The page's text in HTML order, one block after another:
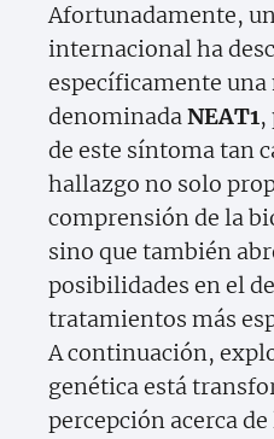
Afortunadamente,
internacional ha
específicamente
denominadaNEAT1,
de este síntoma tan
hallazgo no solo
comprensión de la
sino que también
posibilidades en el
tratamientos más
A continuación,
genética está
percepción acerca